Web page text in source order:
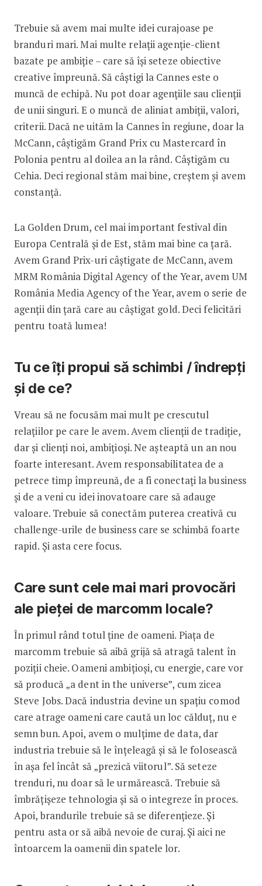
Trebuie să avem mai multe idei curajoase pe
branduri mari. Mai multe relații agenție-client
bazate pe ambiție – care să își seteze obiective
creative împreună. Să câștigi la Cannes este o
muncă de echipă. Nu pot doar agențiile sau clienții
de unii singuri. E o muncă de aliniat ambiții, valori,
criterii. Dacă ne uităm la Cannes în regiune, doar la
McCann, câștigăm Grand Prix cu Mastercard în
Polonia pentru al doilea an la rând. Câștigăm cu
Cehia. Deci regional stăm mai bine, creștem și avem
constanță.
La Golden Drum, cel mai important festival din
Europa Centrală și de Est, stăm mai bine ca țară.
Avem Grand Prix-uri câștigate de McCann, avem
MRM România Digital Agency of the Year, avem UM
România Media Agency of the Year, avem o serie de
agenții din țară care au câștigat gold. Deci felicitări
pentru toată lumea!
Tu ce îți propui să schimbi / îndrepți
și de ce?
Vreau să ne focusăm mai mult pe crescutul
relațiilor pe care le avem. Avem clienții de tradiție,
dar și clienți noi, ambițioși. Ne așteaptă un an nou
foarte interesant. Avem responsabilitatea de a
petrece timp împreună, de a fi conectați la business
și de a veni cu idei inovatoare care să adauge
valoare. Trebuie să conectăm puterea creativă cu
challenge-urile de business care se schimbă foarte
rapid. Și asta cere focus.
Care sunt cele mai mari provocări
ale pieței de marcomm locale?
În primul rând totul ține de oameni. Piața de
marcomm trebuie să aibă grijă să atragă talent în
poziții cheie. Oameni ambițioși, cu energie, care vor
să producă „a dent in the universe”, cum zicea
Steve Jobs. Dacă industria devine un spațiu comod
care atrage oameni care caută un loc călduț, nu e
semn bun. Apoi, avem o mulțime de data, dar
industria trebuie să le înțeleagă și să le folosească
în așa fel încât să „prezică viitorul”. Să seteze
trenduri, nu doar să le urmărească. Trebuie să
îmbrățișeze tehnologia și să o integreze în proces.
Apoi, brandurile trebuie să se diferențieze. Și
pentru asta or să aibă nevoie de curaj. Și aici ne
întoarcem la oamenii din spatele lor.